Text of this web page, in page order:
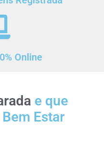
Online
e que
Estar